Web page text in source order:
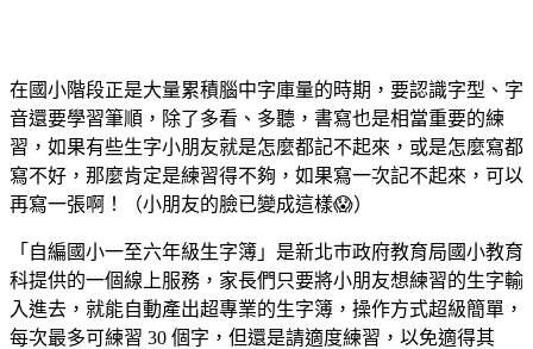
在國小階段正是大量累積腦中字庫量的時期，要認識字型、字
音還要學習筆順，除了多看、多聽，書寫也是相當重要的練
習，如果有些生字小朋友就是怎麼都記不起來，或是怎麼寫都
寫不好，那麼肯定是練習得不夠，如果寫一次記不起來，可以
再寫一張啊！（小朋友的臉已變成這樣😱）
「自編國小一至六年級生字簿」是新北巿政府教育局國小教育
科提供的一個線上服務，家長們只要將小朋友想練習的生字輸
入進去，就能自動產出超專業的生字簿，操作方式超級簡單，
每次最多可練習 30 個字，但還是請適度練習，以免適得其